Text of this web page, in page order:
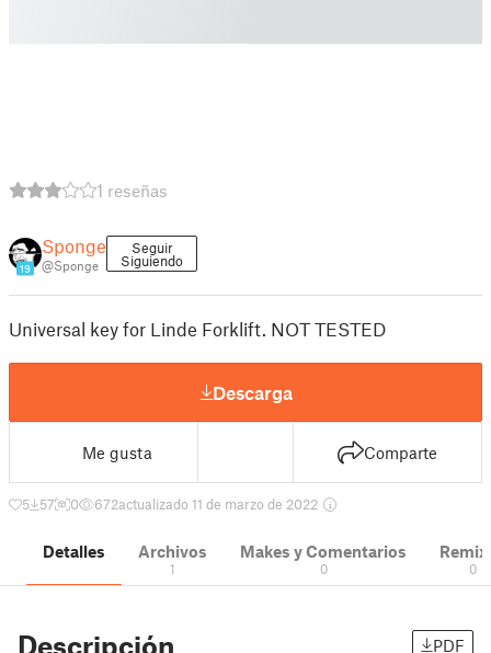
1 reseñas
19
Sponge
@Sponge
Seguir
Siguiendo
Universal key for Linde Forklift. NOT TESTED
Descarga
Me gusta Comparte
5 57 0 672actualizado 11 de marzo de 2022
Detalles Archivos
1
Makes y Comentarios
0 0
Descripción PDF